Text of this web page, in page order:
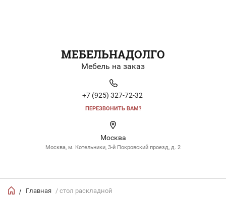
МЕБЕЛЬНАДОЛГО
Мебель на заказ
+7 (925) 327-72-32
ПЕРЕЗВОНИТЬ ВАМ?
Москва
Москва, м. Котельники, 3-й Покровский проезд, д. 2
/ Главная / стол раскладной